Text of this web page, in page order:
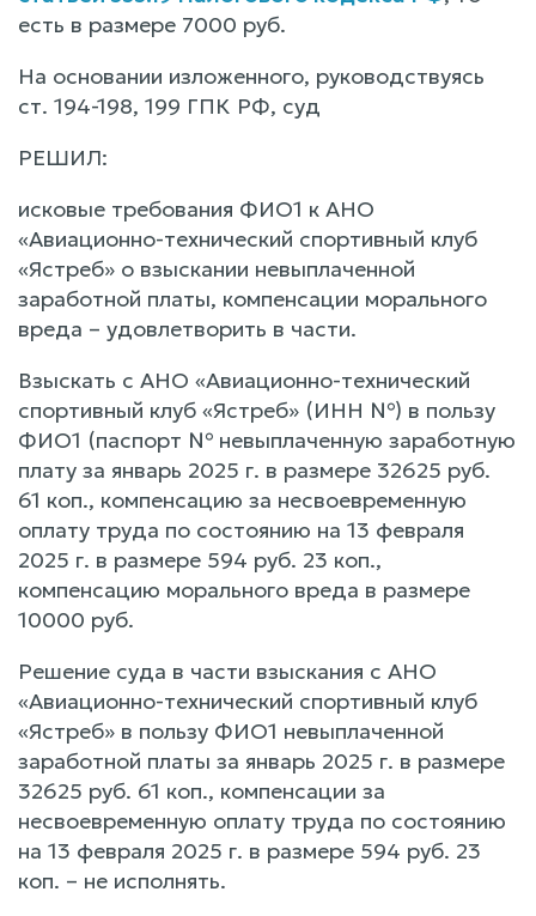
есть в размере 7000 руб.
На основании изложенного, руководствуясь
ст. 194-198, 199 ГПК РФ, суд
РЕШИЛ:
исковые требования ФИО1 к АНО
«Авиационно-технический спортивный клуб
«Ястреб» о взыскании невыплаченной
заработной платы, компенсации морального
вреда – удовлетворить в части.
Взыскать с АНО «Авиационно-технический
спортивный клуб «Ястреб» (ИНН №) в пользу
ФИО1 (паспорт № невыплаченную заработную
плату за январь 2025 г. в размере 32625 руб.
61 коп., компенсацию за несвоевременную
оплату труда по состоянию на 13 февраля
2025 г. в размере 594 руб. 23 коп.,
компенсацию морального вреда в размере
10000 руб.
Решение суда в части взыскания с АНО
«Авиационно-технический спортивный клуб
«Ястреб» в пользу ФИО1 невыплаченной
заработной платы за январь 2025 г. в размере
32625 руб. 61 коп., компенсации за
несвоевременную оплату труда по состоянию
на 13 февраля 2025 г. в размере 594 руб. 23
коп. – не исполнять.